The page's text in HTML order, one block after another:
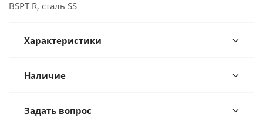
BSPT R, сталь SS
Характеристики
Наличие
Задать вопрос